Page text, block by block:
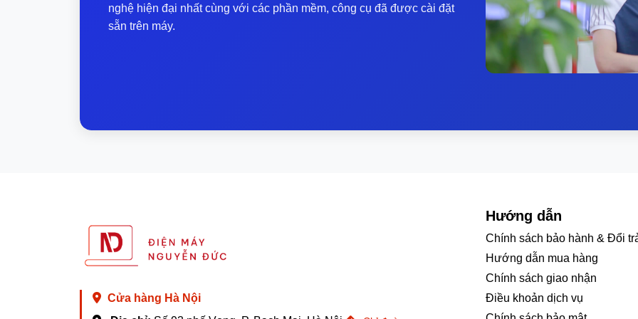
Chiếc máy cũng được tích hợp các tính năng bảo mật tiên tiến như vân tay giúp người dùng yên tâm hơn
Nhìn chung, với những ưu điểm về thiết kế sang trọng, hiệu năng mạnh mẽ, màn hình sắc nét và đa
nghệ hiện đại nhất cùng với các phần mềm, công cụ đã được cài đặt
sẵn trên máy.
Cửa hàng Hà Nội
Hướng dẫn
Chính sách bảo hành & Đổi
Hướng dẫn mua hàng
Chính sách giao nhận
Điều khoản dịch vụ